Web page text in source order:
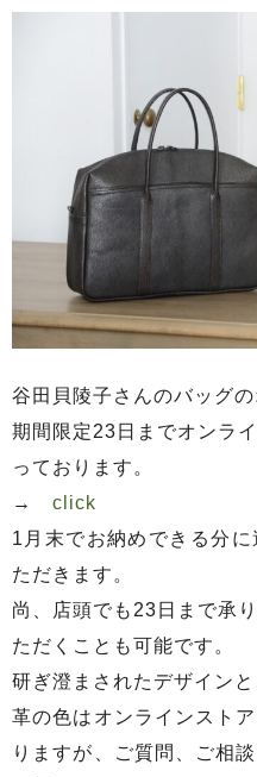
谷田貝陵子さんのバッグの
期間限定23日までオンラ
っております。
→ click
1月末でお納めできる分
ただきます。
尚、店頭でも23日まで承
ただくことも可能です。
研ぎ澄まされたデザインと
革の色はオンラインスト
りますが、ご質問、ご相